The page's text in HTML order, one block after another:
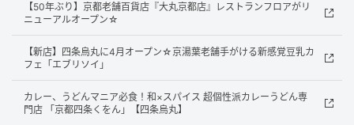
【50年ぶり】京都老舗百貨店『大丸京都店』レストランフロアがリ
ニューアルオープン☆
【新店】四条烏丸に4月オープン☆京湯葉老舗手がける新感覚豆乳カ
フェ「エブリソイ」
カレー、うどんマニア必食！和×スパイス 超個性派カレーうどん専
門店 「京都四条くをん」【四条烏丸】